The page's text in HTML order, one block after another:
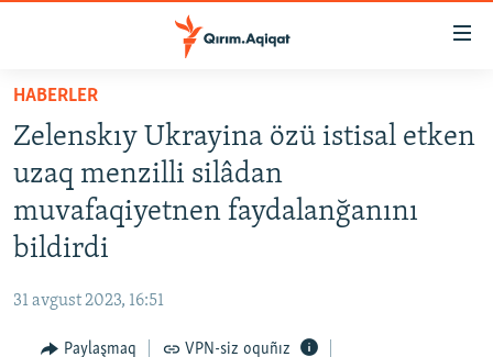
Esas
qaytmaq
Baş
navigatsiyağa
qaytmaq
Qıdıruvğa
HABERLER
İQTİSADİYAT
CEMİYET
İNSAN AQLARI
HABERLER
Zelenskıy Ukrayina özü istisal etken
uzaq menzilli silâdan
muvafaqiyetnen faydalanğanını
bildirdi
31 avgust 2023, 16:51
Paylaşmaq VPN-siz oquñız